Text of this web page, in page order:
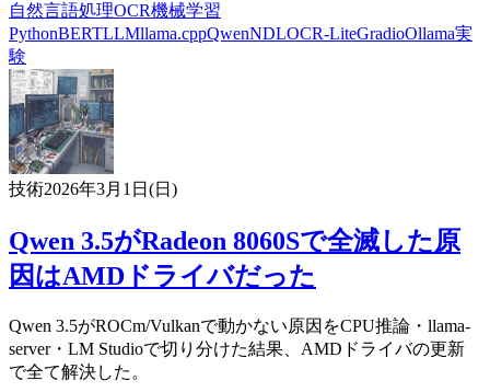
自然言語処理OCR機械学習
PythonBERTLLMllama.cppQwenNDLOCR-LiteGradioOllama実
験
技術2026年3月1日(日)
Qwen 3.5がRadeon 8060Sで全滅した原
因はAMDドライバだった
Qwen 3.5がROCm/Vulkanで動かない原因をCPU推論・llama-
server・LM Studioで切り分けた結果、AMDドライバの更新
で全て解決した。